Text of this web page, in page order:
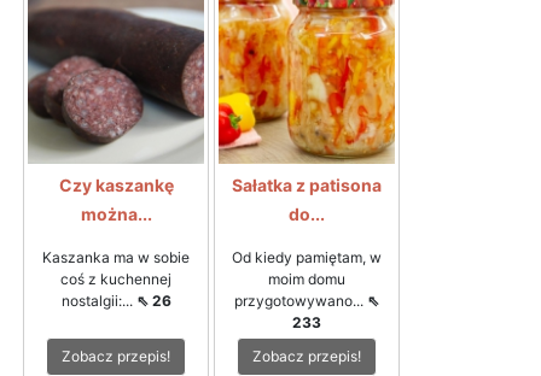
Czy kaszankę
można...
Kaszanka ma w sobie
coś z kuchennej
nostalgii:... ⇖ 26
Zobacz przepis!
Sałatka z patisona
do...
Od kiedy pamiętam, w
moim domu
przygotowywano... ⇖
233
Zobacz przepis!